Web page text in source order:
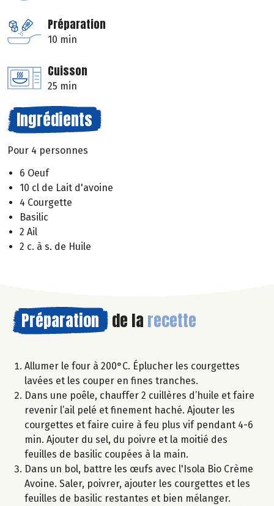
Préparation
10 min
Cuisson
25 min
Ingrédients
Pour 4 personnes
6 Oeuf
10 cl de Lait d'avoine
4 Courgette
Basilic
2 Ail
2 c. à s. de Huile
Préparation de la recette
Allumer le four à 200°C. Éplucher les courgettes
lavées et les couper en fines tranches.
Dans une poêle, chauffer 2 cuillères d’huile et faire
revenir l’ail pelé et finement haché. Ajouter les
courgettes et faire cuire à feu plus vif pendant 4-6
min. Ajouter du sel, du poivre et la moitié des
feuilles de basilic coupées à la main.
Dans un bol, battre les œufs avec l'Isola Bio Crème
Avoine. Saler, poivrer, ajouter les courgettes et les
feuilles de basilic restantes et bien mélanger.